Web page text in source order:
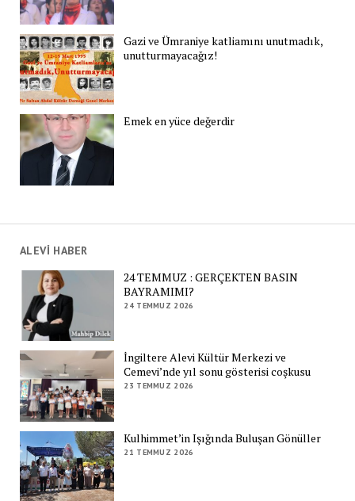
Gazi ve Ümraniye katliamını unutmadık,
unutturmayacağız!
Emek en yüce değerdir
ALEVİ HABER
24 TEMMUZ : GERÇEKTEN BASIN
BAYRAMIMI?
24 TEMMUZ 2026
İngiltere Alevi Kültür Merkezi ve
Cemevi’nde yıl sonu gösterisi coşkusu
23 TEMMUZ 2026
Kulhimmet’in Işığında Buluşan Gönüller
21 TEMMUZ 2026